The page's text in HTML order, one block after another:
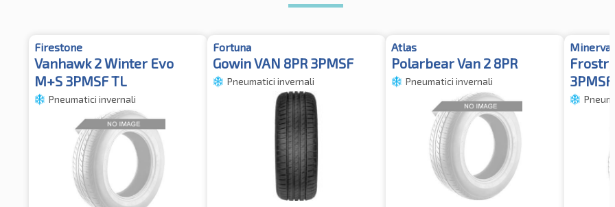
Firestone
Vanhawk 2 Winter Evo
M+S 3PMSF TL
Pneumatici invernali
Fortuna
Gowin VAN 8PR 3PMSF
Pneumatici invernali
Atlas
Polarbear Van 2 8PR
Pneumatici invernali
Minerva
3PMSF